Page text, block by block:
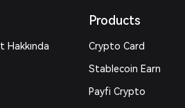
Hakkında
Products
Crypto Card
Stablecoin Earn
Payfi Crypto